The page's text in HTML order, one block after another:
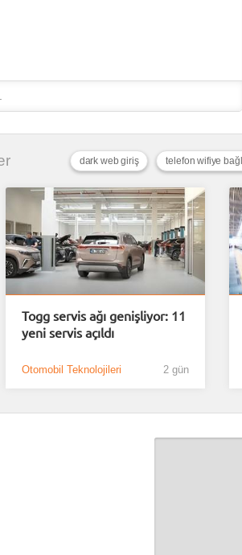
telefon wifiye
dark web giriş
Togg servis ağı genişliyor: 11
yeni servis açıldı
Otomobil Teknolojileri 2 gün